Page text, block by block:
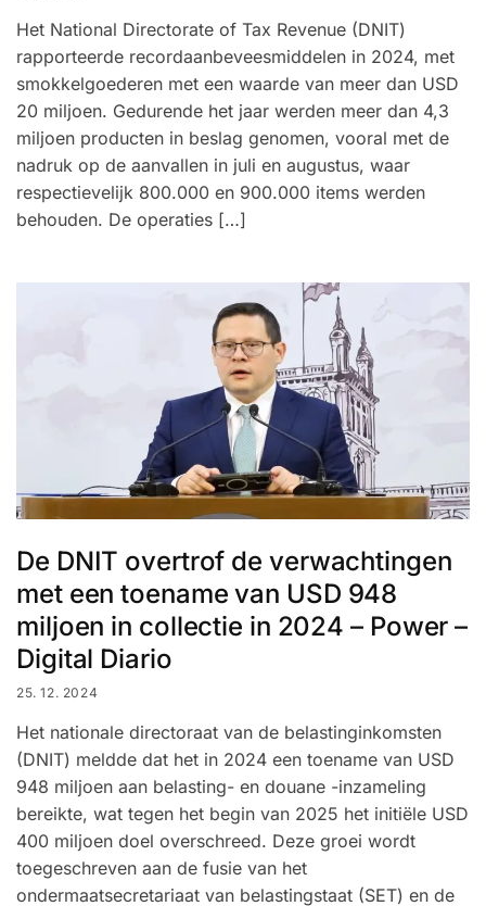
Het National Directorate of Tax Revenue (DNIT)
rapporteerde recordaanbeveesmiddelen in 2024, met
smokkelgoederen met een waarde van meer dan USD
20 miljoen. Gedurende het jaar werden meer dan 4,3
miljoen producten in beslag genomen, vooral met de
nadruk op de aanvallen in juli en augustus, waar
respectievelijk 800.000 en 900.000 items werden
behouden. De operaties […]
De DNIT overtrof de verwachtingen
met een toename van USD 948
miljoen in collectie in 2024 – Power –
Digital Diario
25. 12. 2024
Het nationale directoraat van de belastinginkomsten
(DNIT) meldde dat het in 2024 een toename van USD
948 miljoen aan belasting- en douane -inzameling
bereikte, wat tegen het begin van 2025 het initiële USD
400 miljoen doel overschreed. Deze groei wordt
toegeschreven aan de fusie van het
ondermaatsecretariaat van belastingstaat (SET) en de